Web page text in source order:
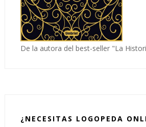
De la autora del best-seller "La
¿NECESITAS LOGOPEDA